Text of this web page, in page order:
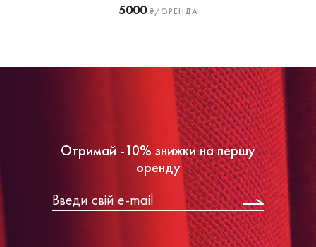
5000₴/ОРЕНДА
Отримай -10% знижки на першу
оренду